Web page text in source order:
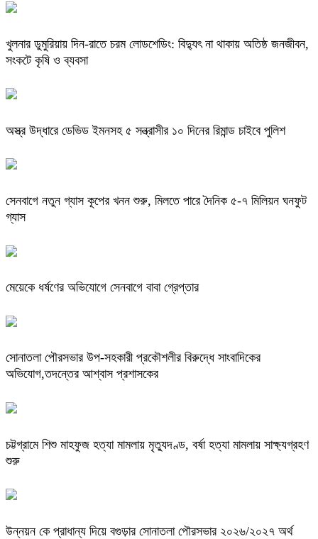
খুলনার ডুমুরিয়ায় দিন-রাতে চরম লোডশেডিং: বিদ্যুৎ না থাকায় অতিষ্ঠ জনজীবন,
সংকটে কৃষি ও ব্যবসা
অস্ত্র উদ্ধারে ডেভিড ইমনসহ ৫ সন্ত্রাসীর ১০ দিনের রিমান্ড চাইবে পুলিশ
সেনবাগে নতুন গ্যাস কূপের খনন শুরু, মিলতে পারে দৈনিক ৫-৭ মিলিয়ন ঘনফুট
গ্যাস
মেয়েকে ধর্ষণের অভিযোগে সেনবাগে বাবা গ্রেপ্তার
সোনাতলা পৌরসভার উপ-সহকারী প্রকৌশলীর বিরুদ্ধে সাংবাদিকের
অভিযোগ,তদন্তের আশ্বাস প্রশাসকের
চট্টগ্রামে শিশু মাহফুজ হত্যা মামলায় মৃত্যুদণ্ড, বর্ষা হত্যা মামলায় সাক্ষ্যগ্রহণ
শুরু
উন্নয়ন কে প্রাধান্য দিয়ে বগুড়ার সোনাতলা পৌরসভার ২০২৬/২০২৭ অর্থ